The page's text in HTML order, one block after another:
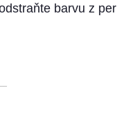
barvu z per